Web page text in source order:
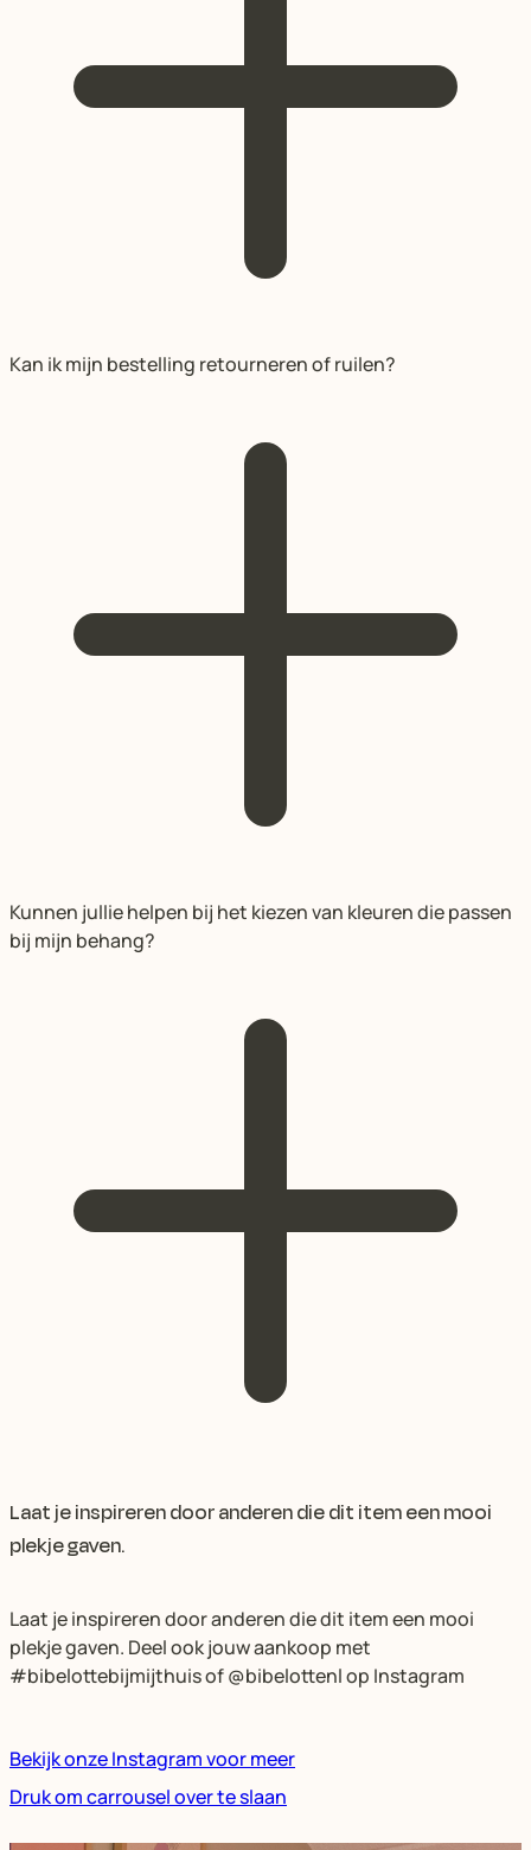
Kan ik mijn bestelling retourneren of ruilen?
Kunnen jullie helpen bij het kiezen van kleuren die passen
bij mijn behang?
Laat je inspireren door anderen die dit item een mooi
plekje gaven.
Laat je inspireren door anderen die dit item een mooi
plekje gaven. Deel ook jouw aankoop met
#bibelottebijmijthuis of @bibelottenl op Instagram
Bekijk onze Instagram voor meer
Druk om carrousel over te slaan